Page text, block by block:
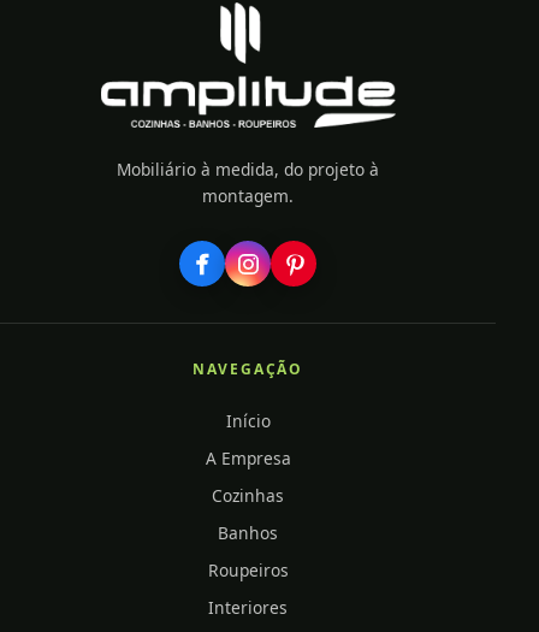
Mobiliário à medida, do projeto à
montagem.
NAVEGAÇÃO
Início
A Empresa
Cozinhas
Banhos
Roupeiros
Interiores